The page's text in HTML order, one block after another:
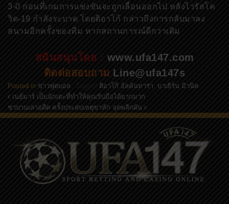
3-0 ก่อนที่เกมการแข่งขันจะถูกเลื่อนออกไป หลังไวรัสโค
วิด-19 กำลังระบาด โดยติอาโก้ กล่าวถึงการกลับมาลง
สนามอีกครั้งของทีม หากสถานการณ์ดีกว่าเดิม
สนันสนุนโดย : www.ufa147.com
ติดต่อสอบถาม Line@ufa147s
Posted in ข่าวฟุตบอล Tagged ติอาโก้ อัลคันทาร่า บาเยิร์น มิวนิค
Post navigation
เนย์มาร์ เป็นนักเตะที่ทำให้คุณรับมือได้ยากมาก
ชาบานเล่าอดีต ครั้งประสบเหตุขาหัก จุดพลิกผัน